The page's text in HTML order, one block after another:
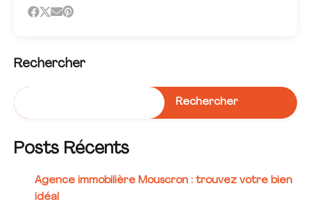
Rechercher
Rechercher
Posts Récents
Agence immobilière Mouscron : trouvez votre bien
idéal